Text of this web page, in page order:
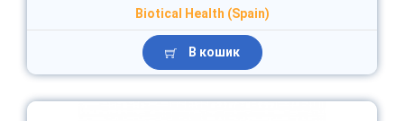
Biotical Health (Spain)
В кошик